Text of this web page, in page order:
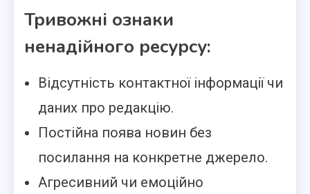
Тривожні ознаки
ненадійного ресурсу:
Відсутність контактної інформації чи
даних про редакцію.
Постійна поява новин без
посилання на конкретне джерело.
Агресивний чи емоційно